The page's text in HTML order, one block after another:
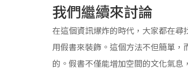
我們繼續來討論
在這個資訊爆炸的時代，大家都在
用假書來裝飾。這個方法不但簡單
的。假書不僅能增加空間的文化氣息